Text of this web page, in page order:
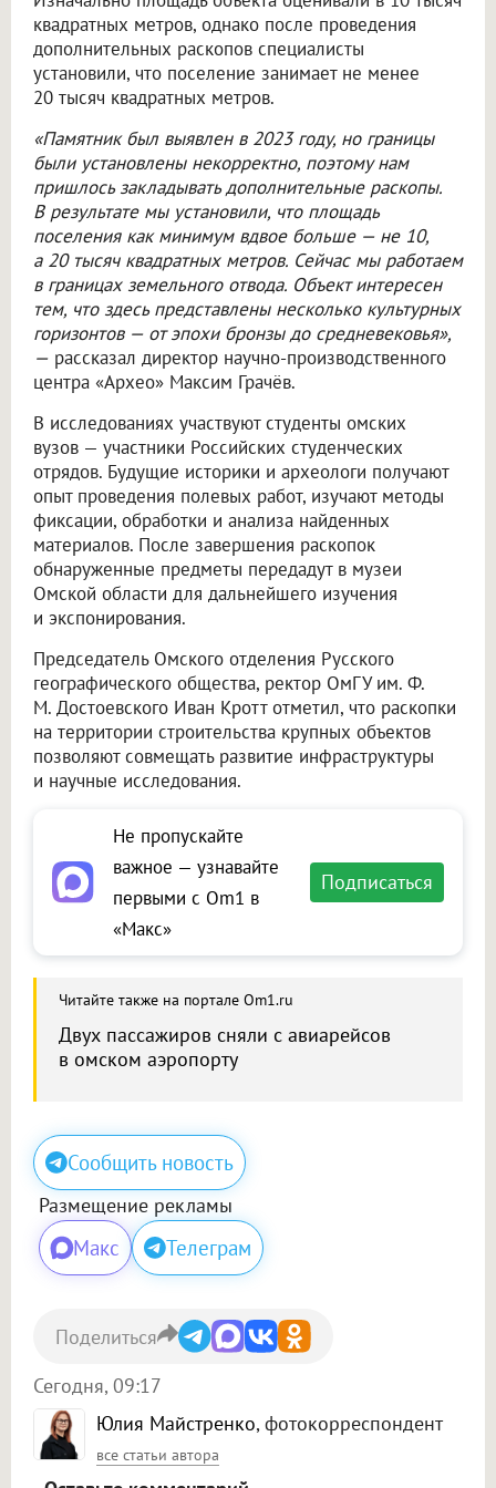
квадратных метров, однако после проведения
дополнительных раскопов специалисты
установили, что поселение занимает не менее
20 тысяч квадратных метров.
«Памятник был выявлен в 2023 году, но границы
были установлены некорректно, поэтому нам
пришлось закладывать дополнительные раскопы.
В результате мы установили, что площадь
поселения как минимум вдвое больше — не 10,
а 20 тысяч квадратных метров. Сейчас мы работаем
в границах земельного отвода. Объект интересен
тем, что здесь представлены несколько культурных
горизонтов — от эпохи бронзы до средневековья»,
— рассказал директор научно-производственного
центра «Архео» Максим Грачёв.
В исследованиях участвуют студенты омских
вузов — участники Российских студенческих
отрядов. Будущие историки и археологи получают
опыт проведения полевых работ, изучают методы
фиксации, обработки и анализа найденных
материалов. После завершения раскопок
обнаруженные предметы передадут в музеи
Омской области для дальнейшего изучения
и экспонирования.
Председатель Омского отделения Русского
географического общества, ректор ОмГУ им. Ф.
М. Достоевского Иван Кротт отметил, что раскопки
на территории строительства крупных объектов
позволяют совмещать развитие инфраструктуры
и научные исследования.
Не пропускайте
важное — узнавайте
первыми с Om1 в
«Макс»
Подписаться
Читайте также на портале Om1.ru
Двух пассажиров сняли с авиарейсов
в омском аэропорту
Сообщить новость
Размещение рекламы
Макс Телеграм
Юлия Майстренко, фотокорреспондент
все статьи автора
Сегодня, 09:17
Поделиться